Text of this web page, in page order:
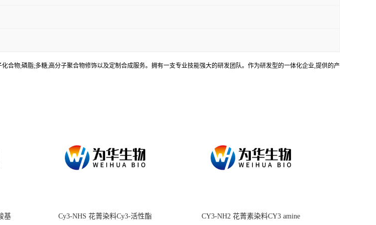
合物;磷脂;多糖;高分子聚合物修饰以及定制合成服务。拥有一支专业技能强大的研发团队。作为研发型的一体化企业,提供的产
基 Cy3-NHS 花菁染料Cy3-活性酯 CY3-NH2 花菁素染料CY3 amine